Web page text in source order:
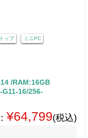
ップ ミニPC
/RAM:16GB
16/256-
¥64,799(税込)